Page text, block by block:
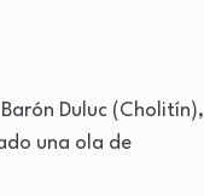
Duluc (Cholitín),
una ola de